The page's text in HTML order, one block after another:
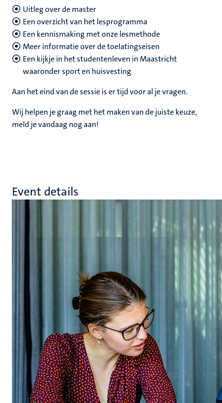
Uitleg over de master
Een overzicht van het lesprogramma
Een kennismaking met onze lesmethode
Meer informatie over de toelatingseisen
Een kijkje in het studentenleven in Maastricht
waaronder sport en huisvesting
Aan het eind van de sessie is er tijd voor al je vragen.
Wij helpen je graag met het maken van de juiste keuze,
meld je vandaag nog aan!
Event details